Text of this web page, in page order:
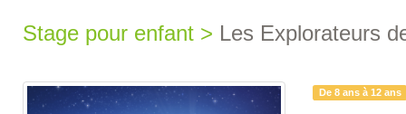
Stage pour enfant > Les Explorateurs
De 8 ans à 12 ans